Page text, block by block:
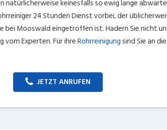
natürlicherweise keinesfalls so ewig lange
24 Stunden Dienst vorbei, der
bei Mooswald eingetroffen ist. Hadern Sie nicht
vom Experten. Für ihreRohrreinigungsind Sie an
JETZT ANRUFEN